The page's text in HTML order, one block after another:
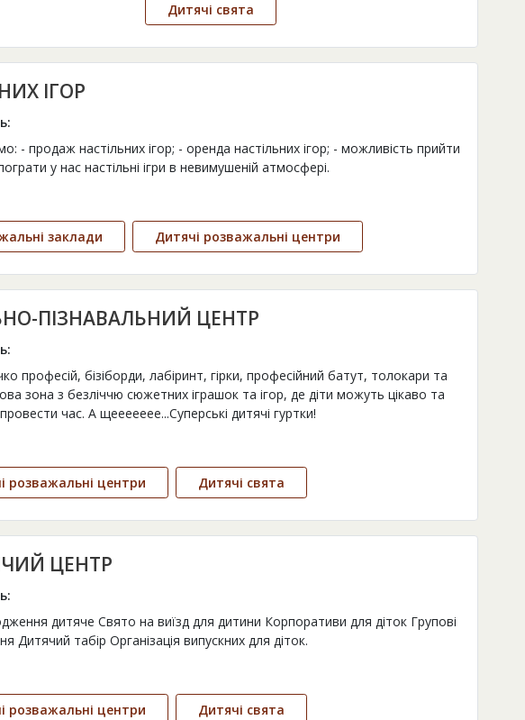
Дитячі свята
ІГОР
- продаж настільних ігор; - оренда настільних ігор; - можливість прийти
у нас настільні ігри в невимушеній атмосфері.
заклади Дитячі розважальні центри
ПІЗНАВАЛЬНИЙ ЦЕНТР
професій, бізіборди, лабіринт, гірки, професійний батут, толокари та
зона з безліччю сюжетних іграшок та ігор, де діти можуть цікаво та
час. А щеееееее...Суперські дитячі гуртки!
розважальні центри Дитячі свята
ЦЕНТР
дитяче Свято на виїзд для дитини Корпоративи для діток Групові
Дитячий табір Організація випускних для діток.
розважальні центри Дитячі свята